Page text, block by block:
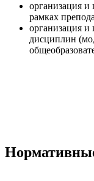
организация и
рамках
организация
дисциплин